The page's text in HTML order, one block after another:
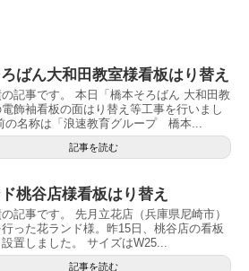
ばん大和田教室様看板はり替え
記事です。 本日「橋本そろばん 大和田教
飾袖看板の面はり替え等工事を行いまし
の名称は「浪速教育グループ 橋本...
記事を読む
桃谷店様看板はり替え
記事です。 先月立花店（兵庫県尼崎市）
った花ランド様。昨15日、桃谷店の看板
置しました。 サイズはW25...
記事を読む